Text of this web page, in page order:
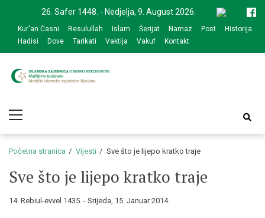
navigation
content
26. Safer 1448. - Nedjelja, 9. August 2026.
Kur'an Časni Resulullah Islam Šerijat Namaz Post
Historija
Hadisi
Dove Tarikati Vaktija Vakuf Kontakt
zajednice Bijeljina
Menu
Početna stranica Vijesti Sve što je lijepo kratko traje
Sve što je lijepo kratko traje
14. Rebiul-evvel 1435. - Srijeda, 15. Januar 2014.